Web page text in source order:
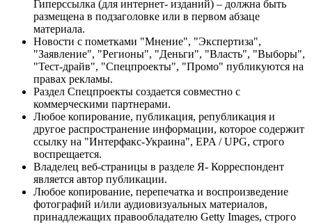
Гиперссылка (для интернет- изданий) – должна быть
размещена в подзаголовке или в первом абзаце
материала.
Новости с пометками "Мнение", "Экспертиза",
"Заявление", "Регионы", "Деньги", "Власть", "Выборы",
"Тест-драйв", "Спецпроекты", "Промо" публикуются на
правах рекламы.
Раздел Спецпроекты создается совместно с
коммерческими партнерами.
Любое копирование, публикация, републикация и
другое распространение информации, которое содержит
ссылку на "Интерфакс-Украина", EPA / UPG, строго
воспрещается.
Владелец веб-страницы в разделе Я- Корреспондент
является автор публикации.
Любое копирование, перепечатка и воспроизведение
фотографий и/или аудиовизуальных материалов,
принадлежащих правообладателю Getty Images, строго